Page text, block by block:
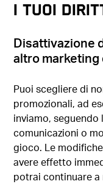
I TUOI
Disattivazione
altro
Puoi scegliere di
promozionali, ad
inviamo,
comunicazioni o
gioco. Le
avere effetto
potrai continuare a